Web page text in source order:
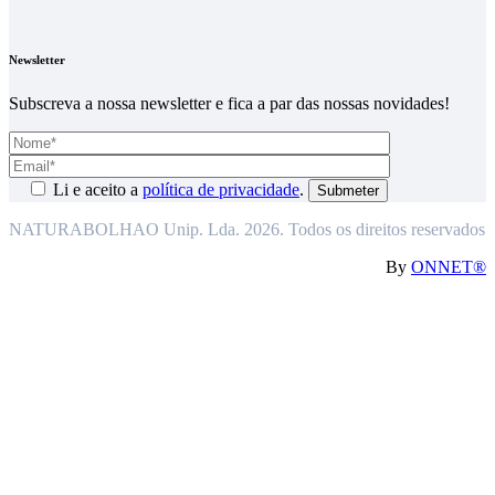
Newsletter
Subscreva a nossa newsletter e fica a par das nossas novidades!
Li e aceito a política de privacidade.
NATURABOLHAO Unip. Lda. 2026. Todos os direitos reservados
By ONNET®